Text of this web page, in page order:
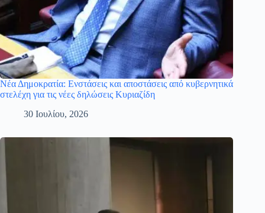
Νέα Δημοκρατία: Ενστάσεις και αποστάσεις από κυβερνητικά
στελέχη για τις νέες δηλώσεις Κυριαζίδη
30 Ιουλίου, 2026